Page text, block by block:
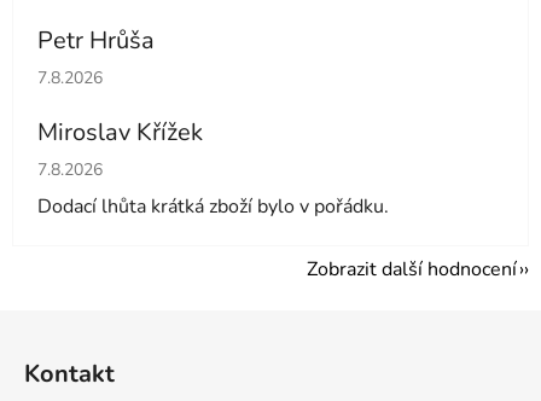
Petr Hrůša
Hodnocení obchodu je 5 z 5 hvězdiček.
7.8.2026
Miroslav Křížek
Hodnocení obchodu je 5 z 5 hvězdiček.
7.8.2026
Dodací lhůta krátká zboží bylo v pořádku.
Zobrazit další hodnocení
Kontakt